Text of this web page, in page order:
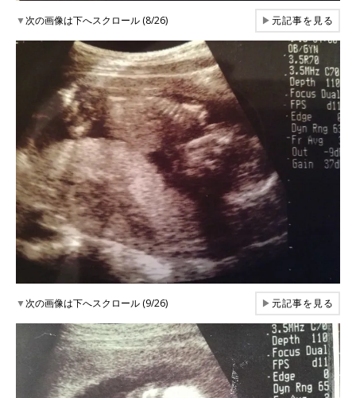
▼次の画像は下へスクロール (8/26) ▶元記事を見る
▼次の画像は下へスクロール (9/26) ▶元記事を見る